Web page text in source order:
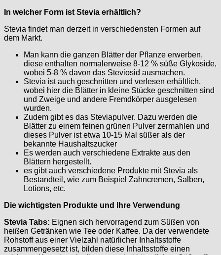
In welcher Form ist Stevia erhältlich?
Stevia findet man derzeit in verschiedensten Formen auf
dem Markt.
Man kann die ganzen Blätter der Pflanze erwerben,
diese enthalten normalerweise 8-12 % süße Glykoside,
wobei 5-8 % davon das Steviosid ausmachen.
Stevia ist auch geschnitten und verlesen erhältlich,
wobei hier die Blätter in kleine Stücke geschnitten sind
und Zweige und andere Fremdkörper ausgelesen
wurden.
Zudem gibt es das Steviapulver. Dazu werden die
Blätter zu einem feinen grünen Pulver zermahlen und
dieses Pulver ist etwa 10-15 Mal süßer als der
bekannte Haushaltszucker
Es werden auch verschiedene Extrakte aus den
Blättern hergestellt.
es gibt auch verschiedene Produkte mit Stevia als
Bestandteil, wie zum Beispiel Zahncremen, Salben,
Lotions, etc.
Die wichtigsten Produkte und Ihre Verwendung
Stevia Tabs: Eignen sich hervorragend zum Süßen von
heißen Getränken wie Tee oder Kaffee. Da der verwendete
Rohstoff aus einer Vielzahl natürlicher Inhaltsstoffe
zusammengesetzt ist, bilden diese Inhaltsstoffe einen